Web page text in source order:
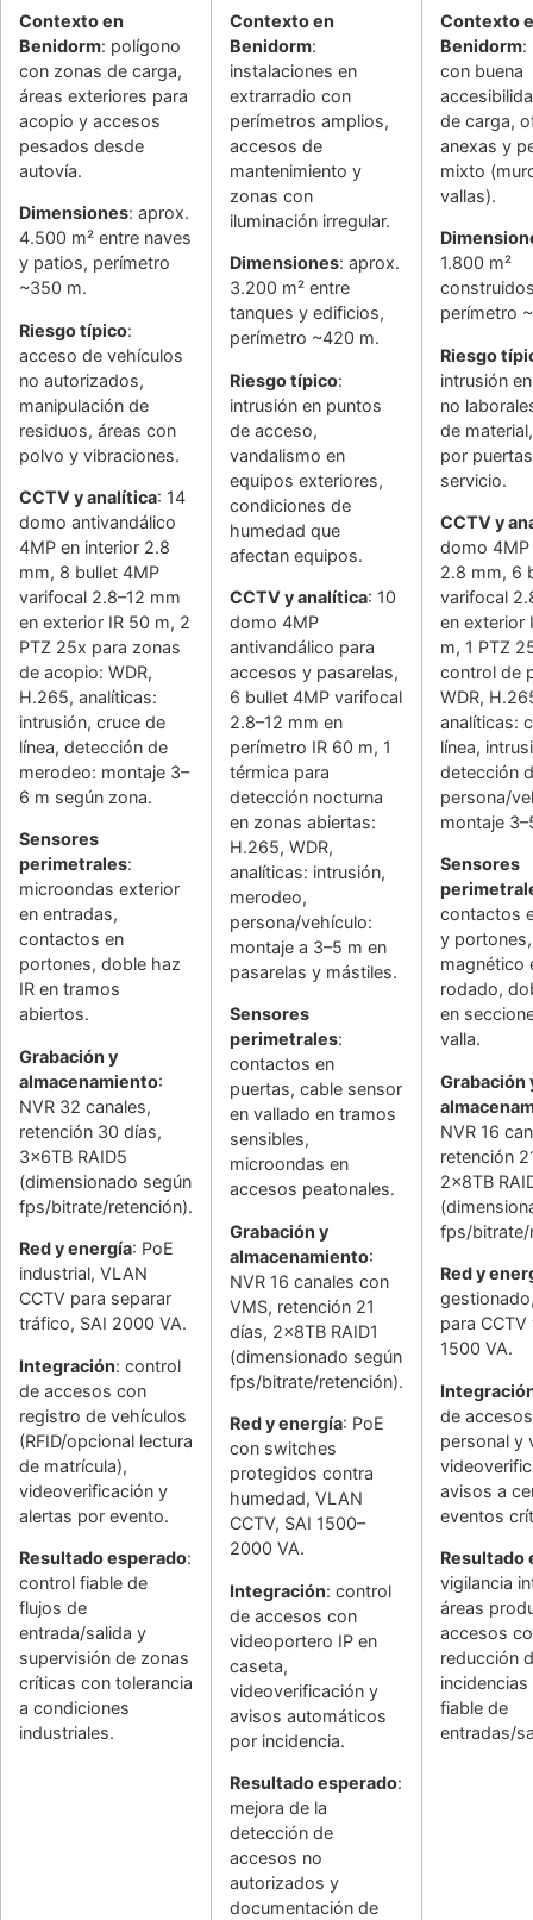
Contexto en
Benidorm: polígono
con zonas de carga,
áreas exteriores para
acopio y accesos
pesados desde
autovía.
Dimensiones: aprox.
4.500 m² entre naves
y patios, perímetro
~350 m.
Riesgo típico:
acceso de vehículos
no autorizados,
manipulación de
residuos, áreas con
polvo y vibraciones.
CCTV y analítica: 14
domo antivandálico
4MP en interior 2.8
mm, 8 bullet 4MP
varifocal 2.8–12 mm
en exterior IR 50 m, 2
PTZ 25x para zonas
de acopio: WDR,
H.265, analíticas:
intrusión, cruce de
línea, detección de
merodeo: montaje 3–
6 m según zona.
Sensores
perimetrales:
microondas exterior
en entradas,
contactos en
portones, doble haz
IR en tramos
abiertos.
Grabación y
almacenamiento:
NVR 32 canales,
retención 30 días,
3x6TB RAID5
(dimensionado según
fps/bitrate/retención).
Red y energía: PoE
industrial, VLAN
CCTV para separar
tráfico, SAI 2000 VA.
Integración: control
de accesos con
registro de vehículos
(RFID/opcional lectura
de matrícula),
videoverificación y
alertas por evento.
Resultado esperado:
control fiable de
flujos de
entrada/salida y
supervisión de zonas
críticas con tolerancia
a condiciones
industriales.
Contexto en
Benidorm:
instalaciones en
extrarradio con
perímetros amplios,
accesos de
mantenimiento y
zonas con
iluminación irregular.
Dimensiones: aprox.
3.200 m² entre
tanques y edificios,
perímetro ~420 m.
Riesgo típico:
intrusión en puntos
de acceso,
vandalismo en
equipos exteriores,
condiciones de
humedad que
afectan equipos.
CCTV y analítica: 10
domo 4MP
antivandálico para
accesos y pasarelas,
6 bullet 4MP varifocal
2.8–12 mm en
perímetro IR 60 m, 1
térmica para
detección nocturna
en zonas abiertas:
H.265, WDR,
analíticas: intrusión,
merodeo,
persona/vehículo:
montaje a 3–5 m en
pasarelas y mástiles.
Sensores
perimetrales:
contactos en
puertas, cable sensor
en vallado en tramos
sensibles,
microondas en
accesos peatonales.
Grabación y
almacenamiento:
NVR 16 canales con
VMS, retención 21
días, 2x8TB RAID1
(dimensionado según
fps/bitrate/retención).
Red y energía: PoE
con switches
protegidos contra
humedad, VLAN
CCTV, SAI 1500–
2000 VA.
Integración: control
de accesos con
videoportero IP en
caseta,
videoverificación y
avisos automáticos
por incidencia.
Resultado esperado:
mejora de la
detección de
accesos no
autorizados y
documentación de
Contexto
Benidorm:
con buena
de carga,
anexas y
mixto
vallas).
1.800 m²
perímetro
Riesgo
intrusión
no
de
por
servicio.
CCTV y
domo 4MP
2.8 mm, 6
varifocal
en exterior
m, 1 PTZ
control de
WDR,
analíticas:
línea,
detección
persona/
montaje
Sensores
contactos
y
magnético
rodado,
en
valla.
Grabación
NVR 16
retención
2x8TB
fps/bitrate/
Red y
para CCTV
1500 VA.
de
personal y
avisos a
eventos
Resultado
vigilancia
áreas
accesos
reducción
fiable de
entradas/